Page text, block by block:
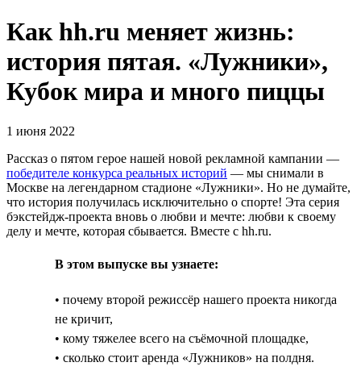
Как hh.ru меняет жизнь:
история пятая. «Лужники»,
Кубок мира и много пиццы
1 июня 2022
Рассказ о пятом герое нашей новой рекламной кампании —
победителе конкурса реальных историй — мы снимали в
Москве на легендарном стадионе «Лужники». Но не думайте,
что история получилась исключительно о спорте! Эта серия
бэкстейдж-проекта вновь о любви и мечте: любви к своему
делу и мечте, которая сбывается. Вместе с hh.ru.
В этом выпуске вы узнаете:
• почему второй режиссёр нашего проекта никогда
не кричит,
• кому тяжелее всего на съёмочной площадке,
• сколько стоит аренда «Лужников» на полдня.